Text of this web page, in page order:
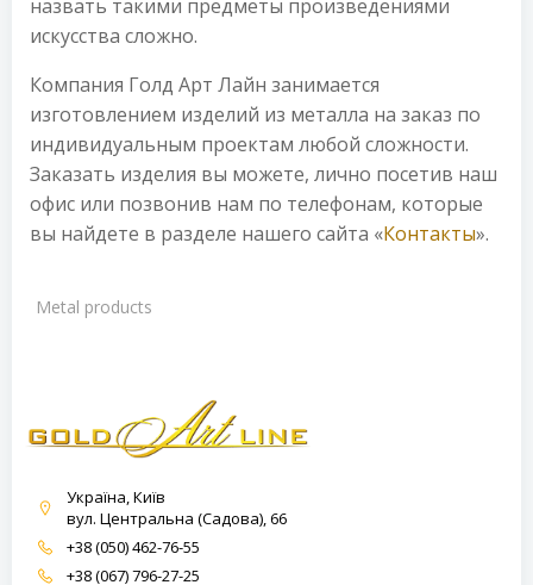
назвать такими предметы произведениями
искусства сложно.
Компания Голд Арт Лайн занимается
изготовлением изделий из металла на заказ по
индивидуальным проектам любой сложности.
Заказать изделия вы можете, лично посетив наш
офис или позвонив нам по телефонам, которые
вы найдете в разделе нашего сайта «Контакты».
Metal products
Україна, Київ
вул. Центральна (Садова), 66
+38 (050) 462-76-55
+38 (067) 796-27-25